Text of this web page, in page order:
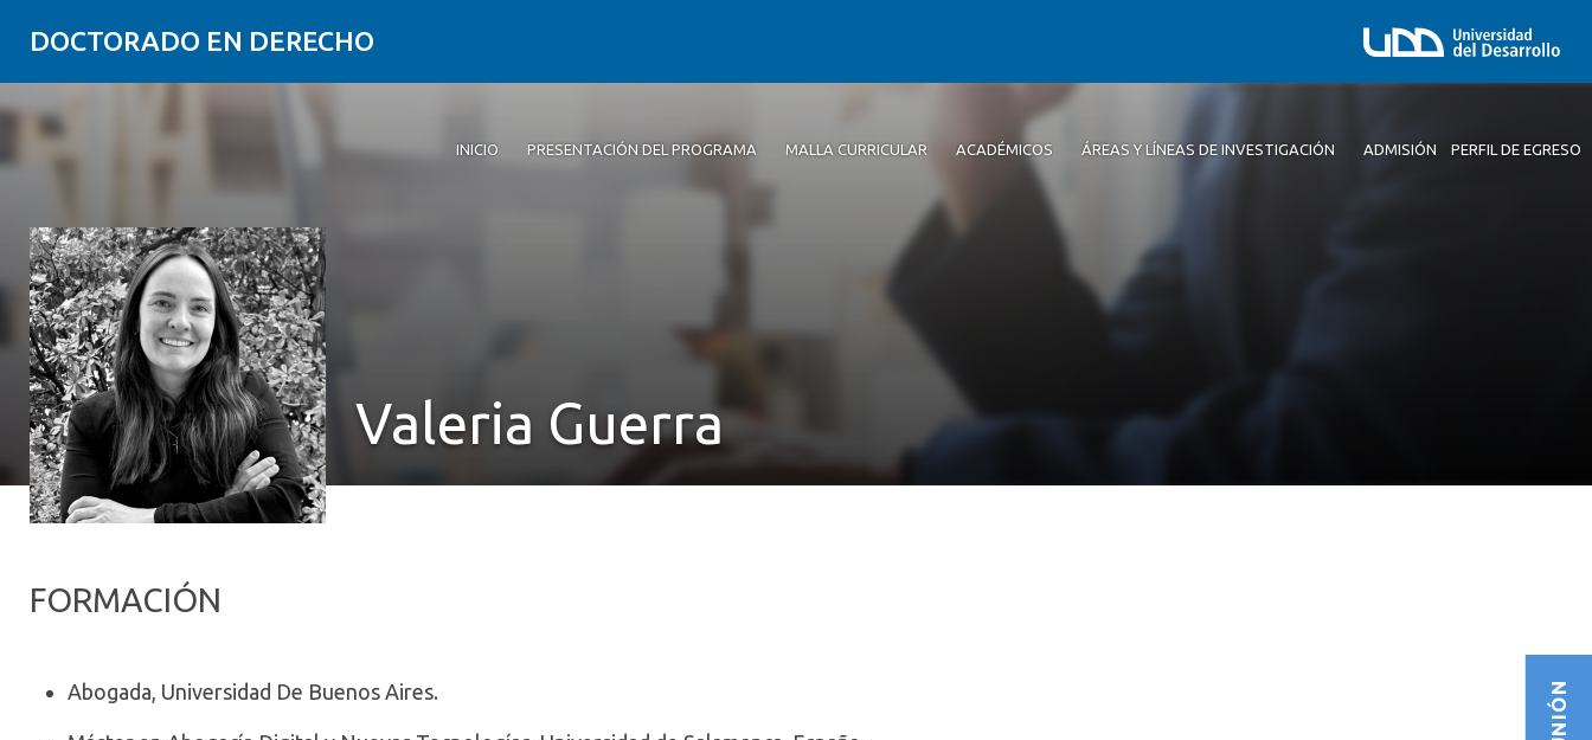
DOCTORADO EN DERECHO
INICIO PRESENTACIÓN DEL PROGRAMA MALLA CURRICULAR ACADÉMICOS ÁREAS Y LÍNEAS DE INVESTIGACIÓN ADMISIÓN PERFIL DE EGRESO
Valeria Guerra
FORMACIÓN
Abogada, Universidad De Buenos Aires.